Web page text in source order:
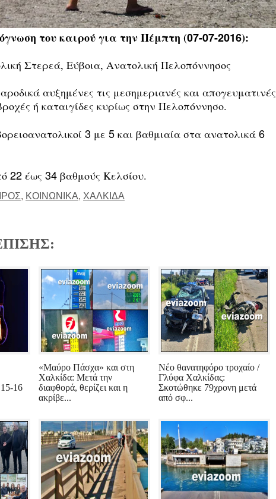
του καιρούγια την Πέμπτη (07-07-2016):
Στερεά, Εύβοια, Ανατολική Πελοπόννησος
αυξημένες τις μεσημεριανές και απογευματινές
ή καταιγίδες κυρίως στην Πελοπόννησο.
3 με 5 και βαθμιαία στα ανατολικά 6
22 έως 34 βαθμούς Κελσίου.
, ΚΟΙΝΩΝΙΚΑ, ΧΑΛΚΙΔΑ
15-16
«Μαύρο Πάσχα» και στη
Χαλκίδα: Μετά την
διαφθορά, θερίζει και η
ακρίβε...
Νέο θανατηφόρο τροχαίο /
Γλύφα Χαλκίδας:
Σκοτώθηκε 79χρονη μετά
από σφ...